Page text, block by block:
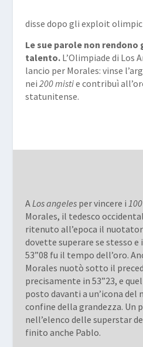
disse dopo gli exploit
Le sue parole non rendono
talento.L’Olimpiade di Los
lancio per Morales: vinse
nei 200 mistie contribuì
statunitense.
ALos angelesper vincere i
Morales, il tedesco
ritenuto all’epoca il
dovette superare se stesso e
53”08 fu il tempo dell’oro.
Morales nuotò sotto il
precisamente in 53”23, e
posto davanti a un’icona
confine della grandezza. Un
nell’elenco delle superstar
finito anche Pablo.